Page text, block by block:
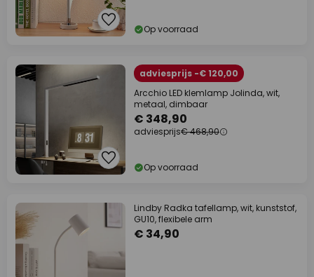
Op voorraad
adviesprijs -€ 120,00
Arcchio LED klemlamp Jolinda, wit,
metaal, dimbaar
€ 348,90
adviesprijs€ 468,90
Op voorraad
Lindby Radka tafellamp, wit, kunststof,
GU10, flexibele arm
€ 34,90